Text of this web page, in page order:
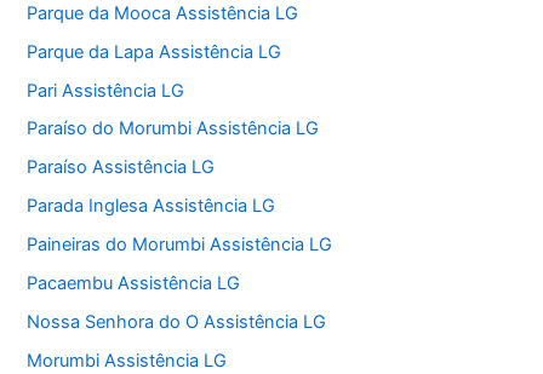
Parque da Mooca Assistência LG
Parque da Lapa Assistência LG
Pari Assistência LG
Paraíso do Morumbi Assistência LG
Paraíso Assistência LG
Parada Inglesa Assistência LG
Paineiras do Morumbi Assistência LG
Pacaembu Assistência LG
Nossa Senhora do O Assistência LG
Morumbi Assistência LG